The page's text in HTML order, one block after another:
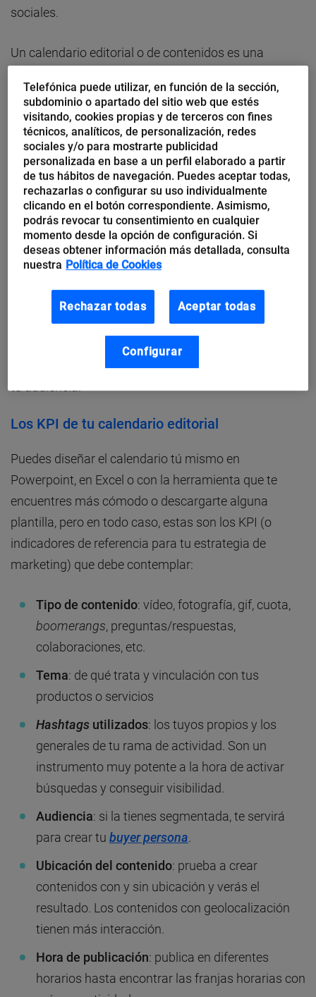
sociales.
Un calendario editorial o de contenidos es una
canalesdigitales. Debe contemplar una serie de
ítems para luego analizar qué contenido ha tenido
más éxito, qué formato ha calado más en la
audiencia, qué palabras clave has utilizado, qué
hashtagste han proporcionado más visibilidad…
Si no tienes una planificación de tus contenidos, lo
más probable es que te pases horas y horas viendo
qué publican otros sin rentabilizar tu propio canal.
El calendario de contenidos es una pieza más dentro
de tu estrategia de marketing, no es un llanero
Debe estar vinculado con tus
y plasmar aquellos temas que conectan con
tu audiencia.
Los KPI de tu calendario editorial
Puedes diseñar el calendario tú mismo en
Powerpoint, en Excel o con la herramienta que te
encuentres más cómodo o descargarte alguna
plantilla, pero en todo caso, estas son los KPI (o
indicadores de referencia para tu estrategia de
marketing) que debe contemplar:
Tipo de contenido: vídeo, fotografía, gif, cuota,
boomerangs, preguntas/respuestas,
colaboraciones, etc.
Tema: de qué trata y vinculación con tus
productos o servicios
Hashtags utilizados: los tuyos propios y los
generales de tu rama de actividad. Son un
instrumento muy potente a la hora de activar
búsquedas y conseguir visibilidad.
Audiencia: si la tienes segmentada, te servirá
para crear tu buyer persona.
Ubicación del contenido: prueba a crear
contenidos con y sin ubicación y verás el
resultado. Los contenidos con geolocalización
tienen más interacción.
Hora de publicación: publica en diferentes
horarios hasta encontrar las franjas horarias con
Telefónica puede utilizar, en función de la sección,
subdominio o apartado del sitio web que estés
visitando, cookies propias y de terceros con fines
técnicos, analíticos, de personalización, redes
sociales y/o para mostrarte publicidad
personalizada en base a un perfil elaborado a partir
de tus hábitos de navegación. Puedes aceptar todas,
rechazarlas o configurar su uso individualmente
clicando en el botón correspondiente. Asimismo,
podrás revocar tu consentimiento en cualquier
momento desde la opción de configuración. Si
deseas obtener información más detallada, consulta
nuestra Política de Cookies
Rechazar todas Aceptar todas
Configurar